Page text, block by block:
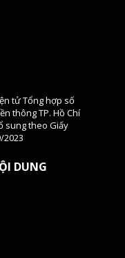
tử Tổng hợp số
thông TP. Hồ Chí
sung theo Giấy
2023
DUNG